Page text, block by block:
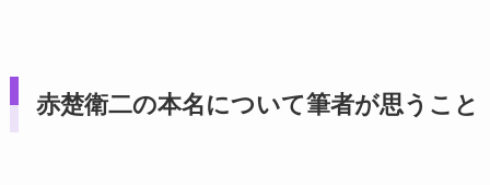
赤楚衛二の本名について筆者が思うこと